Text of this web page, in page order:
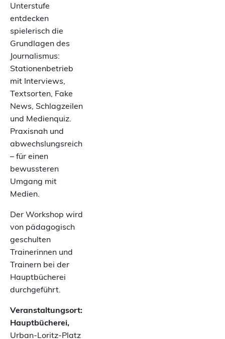
Unterstufe
entdecken
spielerisch die
Grundlagen des
Journalismus:
Stationenbetrieb
mit Interviews,
Textsorten, Fake
News, Schlagzeilen
und Medienquiz.
Praxisnah und
abwechslungsreich
– für einen
bewussteren
Umgang mit
Medien.
Der Workshop wird
von pädagogisch
geschulten
Trainerinnen und
Trainern bei der
Hauptbücherei
durchgeführt.
Veranstaltungsort:
Hauptbücherei,
Urban-Loritz-Platz